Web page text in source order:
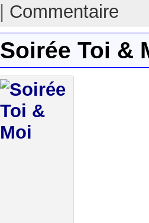
Commentaire
Soirée Toi &